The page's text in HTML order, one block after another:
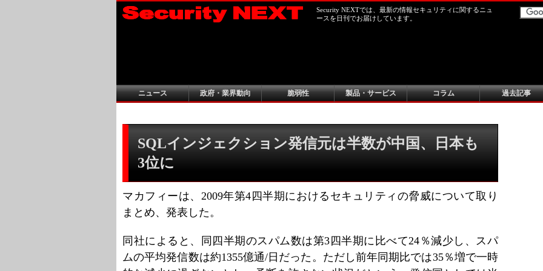
Security NEXTでは、最新の情報セキュリティに関するニュ
ースを日刊でお届けしています。
ニュース 政府・業界動向 脆弱性 製品・サービス コラム 過去記事
SQLインジェクション発信元は半数が中国、日本も
3位に
マカフィーは、2009年第4四半期におけるセキュリティの脅威について取り
まとめ、発表した。
同社によると、同四半期のスパム数は第3四半期に比べて24％減少し、スパ
ムの平均発信数は約1355億通/日だった。ただし前年同期比では35％増で一時